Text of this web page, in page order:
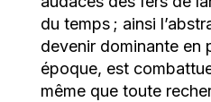
du temps ; ainsi
devenir dominante en
époque, est
même que toute